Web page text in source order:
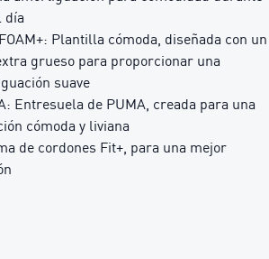
día
Plantilla cómoda, diseñada con un
grueso para proporcionar una
suave
Entresuela de PUMA, creada para una
cómoda y liviana
de cordones Fit+, para una mejor